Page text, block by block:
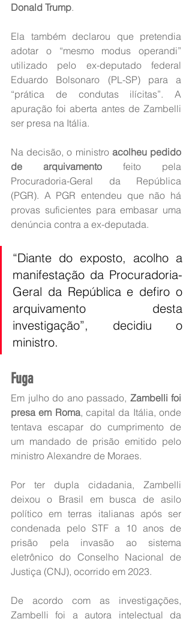
Donald Trump.
Ela também declarou que pretendia
adotar o “mesmo modus operandi”
utilizado pelo ex-deputado federal
Eduardo Bolsonaro (PL-SP) para a
“prática de condutas ilícitas”. A
apuração foi aberta antes de Zambelli
ser presa na Itália.
Na decisão, o ministro acolheu pedido
de arquivamento feito pela
Procuradoria-Geral da República
(PGR). A PGR entendeu que não há
provas suficientes para embasar uma
denúncia contra a ex-deputada.
“Diante do exposto, acolho a
manifestação da Procuradoria-
Geral da República e defiro o
arquivamento desta
investigação”, decidiu o
ministro.
Fuga
Em julho do ano passado, Zambelli foi
presa em Roma, capital da Itália, onde
tentava escapar do cumprimento de
um mandado de prisão emitido pelo
ministro Alexandre de Moraes.
Por ter dupla cidadania, Zambelli
deixou o Brasil em busca de asilo
político em terras italianas após ser
condenada pelo STF a 10 anos de
prisão pela invasão ao sistema
eletrônico do Conselho Nacional de
Justiça (CNJ), ocorrido em 2023.
De acordo com as investigações,
Zambelli foi a autora intelectual da